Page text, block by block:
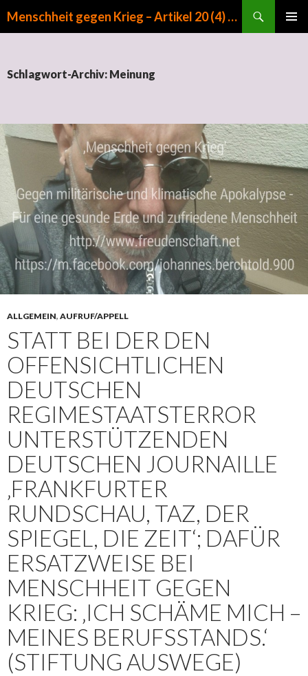
Menschheit gegen Krieg – Artikel 20 (4) GG
Schlagwort-Archiv: Meinung
ALLGEMEIN, AUFRUF/APPELL
STATT BEI DER DEN
OFFENSICHTLICHEN
DEUTSCHEN
REGIMESTAATSTERROR
UNTERSTÜTZENDEN
DEUTSCHEN JOURNAILLE
‚FRANKFURTER
RUNDSCHAU, TAZ, DER
SPIEGEL, DIE ZEIT‘; DAFÜR
ERSATZWEISE BEI
MENSCHHEIT GEGEN
KRIEG: ‚ICH SCHÄME MICH –
MEINES BERUFSSTANDS.‘
(STIFTUNG AUSWEGE)